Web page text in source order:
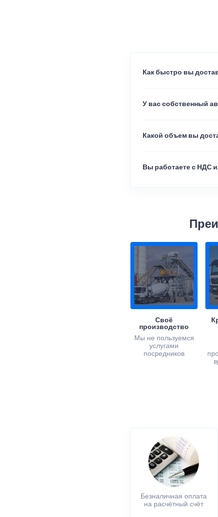
Как быстро вы
У вас собственный
Какой объем вы
Вы работаете с НДС
Своё
производство
Мы не пользуемся
услугами
посредников
Безналичная оплата
на расчётный счёт